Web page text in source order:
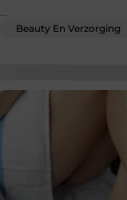
...
Beauty En Verzorging